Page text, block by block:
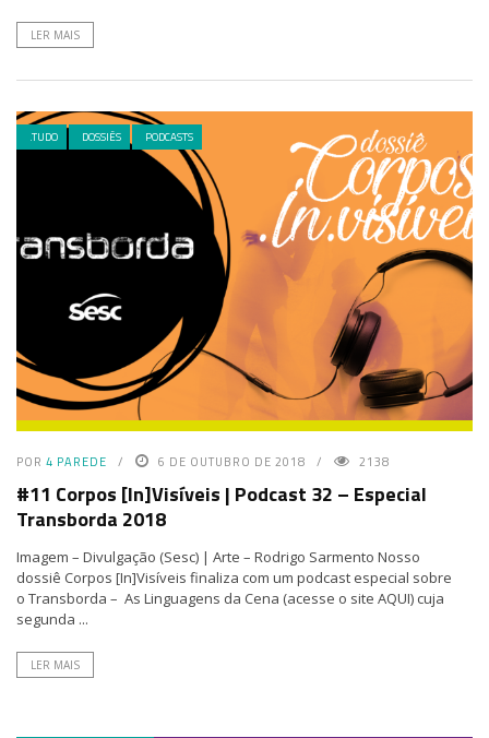
LER MAIS
.TUDO DOSSIÊS PODCASTS
POR 4 PAREDE 6 DE OUTUBRO DE 2018 2138
#11 Corpos [In]Visíveis | Podcast 32 – Especial
Transborda 2018
Imagem – Divulgação (Sesc) | Arte – Rodrigo Sarmento Nosso
dossiê Corpos [In]Visíveis finaliza com um podcast especial sobre
o Transborda – As Linguagens da Cena (acesse o site AQUI) cuja
segunda ...
LER MAIS